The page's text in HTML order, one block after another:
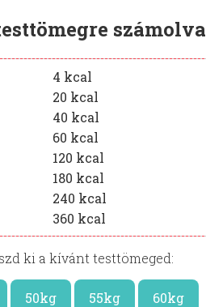
számolva
4 kcal
20 kcal
40 kcal
60 kcal
120 kcal
180 kcal
240 kcal
360 kcal
ki a kívánt testtömeged:
50kg 55kg 60kg